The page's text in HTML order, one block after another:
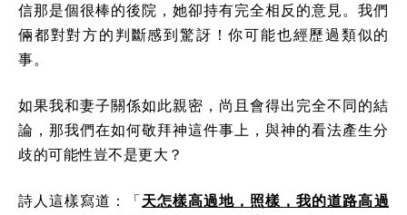
信那是個很棒的後院，她卻持有完全相反的意見。我們
倆都對對方的判斷感到驚訝！你可能也經歷過類似的
事。
如果我和妻子關係如此親密，尚且會得出完全不同的結
論，那我們在如何敬拜神這件事上，與神的看法產生分
歧的可能性豈不是更大？
詩人這樣寫道：「天怎樣高過地，照樣，我的道路高過